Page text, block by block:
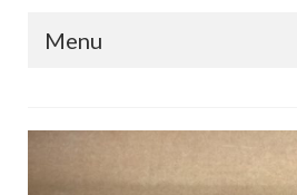
Menu